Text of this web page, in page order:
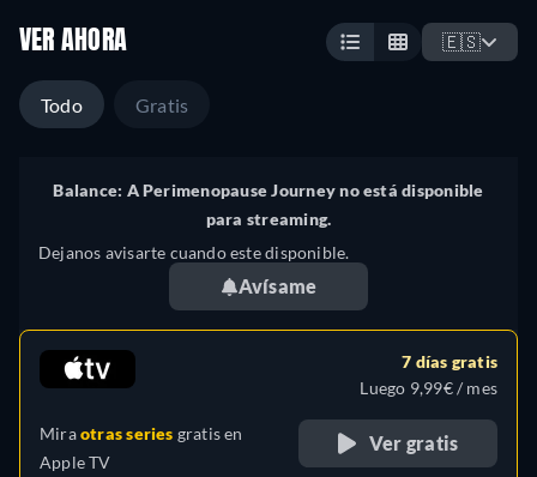
VER AHORA 🇪🇸
Todo Gratis
Balance: A Perimenopause Journey no está disponible
para streaming.
Dejanos avisarte cuando este disponible.
Avísame
Miraotras series gratis en
Apple TV
7 días gratis
Luego 9,99€ / mes
Ver gratis